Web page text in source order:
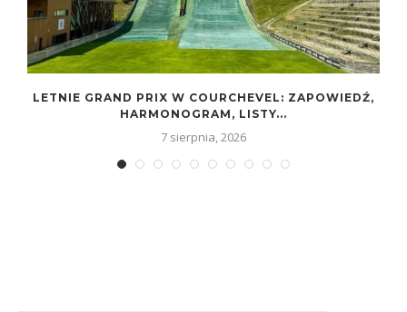
LETNIE GRAND PRIX W COURCHEVEL: ZAPOWIEDŹ,
HARMONOGRAM, LISTY...
7 sierpnia, 2026